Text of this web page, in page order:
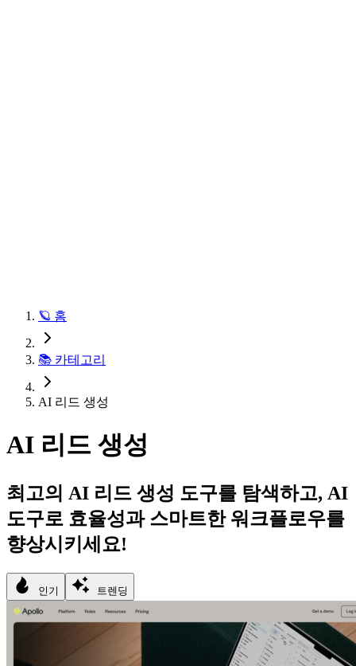
🪐 홈
📚 카테고리
AI 리드 생성
AI 리드 생성
최고의 AI 리드 생성 도구를 탐색하고, AI
도구로 효율성과 스마트한 워크플로우를
향상시키세요!
인기 트렌딩